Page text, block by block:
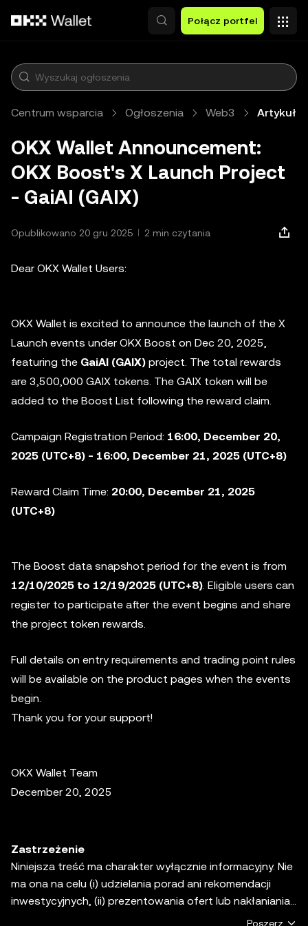
Połącz portfel
Centrum wsparcia Ogłoszenia Web3 Artykuł
OKX Wallet Announcement:
OKX Boost's X Launch Project
- GaiAI (GAIX)
Opublikowano 20 gru 2025 2 min czytania
Dear OKX Wallet Users:
OKX Wallet is excited to announce the launch of the X
Launch events under OKX Boost on Dec 20, 2025,
featuring the GaiAI (GAIX) project. The total rewards
are 3,500,000 GAIX tokens. The GAIX token will be
added to the Boost List following the reward claim.
Campaign Registration Period: 16:00, December 20,
2025 (UTC+8) - 16:00, December 21, 2025 (UTC+8)
Reward Claim Time: 20:00, December 21, 2025
(UTC+8)
The Boost data snapshot period for the event is from
12/10/2025 to 12/19/2025 (UTC+8). Eligible users can
register to participate after the event begins and share
the project token rewards.
Full details on entry requirements and trading point rules
will be available on the product pages when the events
begin.
Thank you for your support!
OKX Wallet Team
December 20, 2025
Zastrzeżenie
Niniejsza treść ma charakter wyłącznie informacyjny. Nie
ma ona na celu (i) udzielania porad ani rekomendacji
inwestycyjnych, (ii) prezentowania ofert lub nakłaniania
do kupna, sprzedaży lub przechowywania aktywów
Poszerz